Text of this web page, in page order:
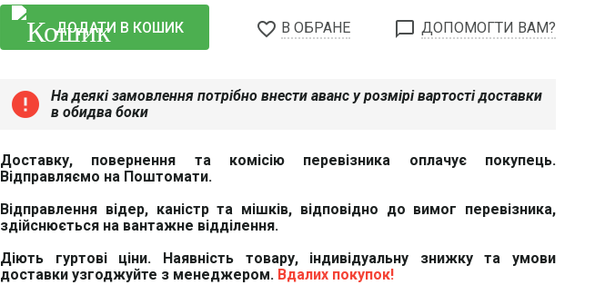
ДОДАТИ В КОШИК favorite_border В ОБРАНЕ chat_bubble_outline ДОПОМОГТИ ВАМ?
error
На деякі замовлення потрібно внести аванс у розмірі вартості доставки
в обидва боки
Доставку, повернення та комісію перевізника оплачує покупець.
Відправляємо на Поштомати.
Відправлення відер, каністр та мішків, відповідно до вимог перевізника,
здійснюється на вантажне відділення.
Діють гуртові ціни. Наявність товару, індивідуальну знижку та умови
доставки узгоджуйте з менеджером. Вдалих покупок!